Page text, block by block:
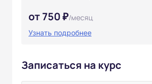
от 750 ₽/месяц
Узнать подробнее
Записаться на курс